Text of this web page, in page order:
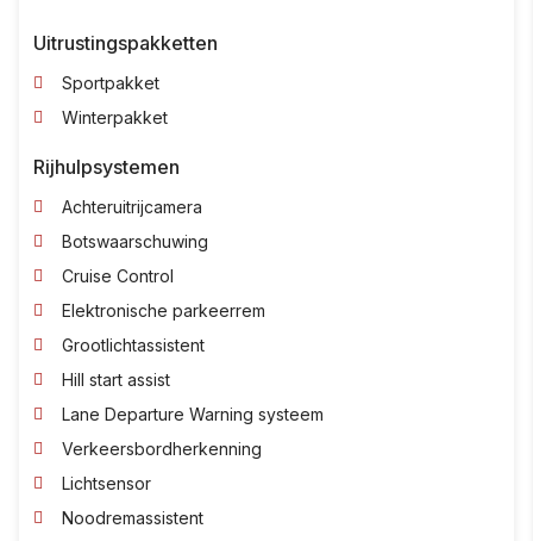
Uitrustingspakketten
Sportpakket
Winterpakket
Rijhulpsystemen
Achteruitrijcamera
Botswaarschuwing
Cruise Control
Elektronische parkeerrem
Grootlichtassistent
Hill start assist
Lane Departure Warning systeem
Verkeersbordherkenning
Lichtsensor
Noodremassistent